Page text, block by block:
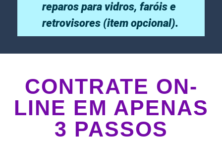
reparos para vidros, faróis e
retrovisores (item opcional).
CONTRATE ON-
LINE EM APENAS
3 PASSOS